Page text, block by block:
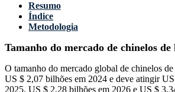
Resumo
Índice
Metodologia
Tamanho do mercado de chinelos de
O tamanho do mercado global de chinelos
US $ 2,07 bilhões em 2024 e deve atingir
2025, US $ 2,28 bilhões em 2026 e US $